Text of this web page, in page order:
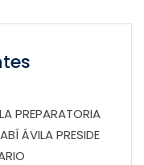
PREPARATORIA
ÁVILA PRESIDE